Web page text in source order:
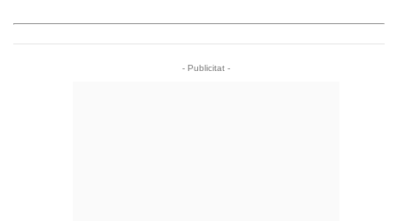
- Publicitat -